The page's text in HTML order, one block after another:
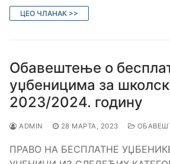
ЦЕО ЧЛАНАК >>
Обавештење о
уџбеницима за
2023/2024. годину
ADMIN 28 МАРТА, 2023
ПРАВО НА БЕСПЛАТНЕ